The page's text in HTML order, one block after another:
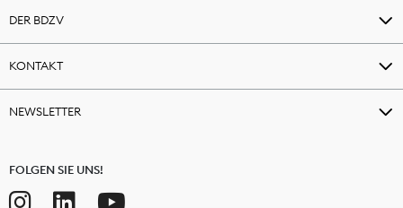
DER BDZV
KONTAKT
NEWSLETTER
FOLGEN SIE UNS!